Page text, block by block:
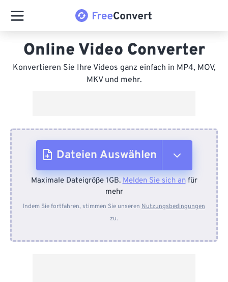
Online Video Converter
Konvertieren Sie Ihre Videos ganz einfach in MP4, MOV,
MKV und mehr.
Dateien Auswählen
Vom Gerät
Von Dropbox
Maximale Dateigröße 1GB.Melden Sie sich anfür
mehr
Indem Sie fortfahren, stimmen Sie unseren Nutzungsbedingungen
zu.